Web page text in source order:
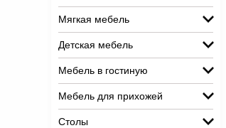
Мягкая мебель
Детская мебель
Мебель в гостиную
Мебель для прихожей
Столы